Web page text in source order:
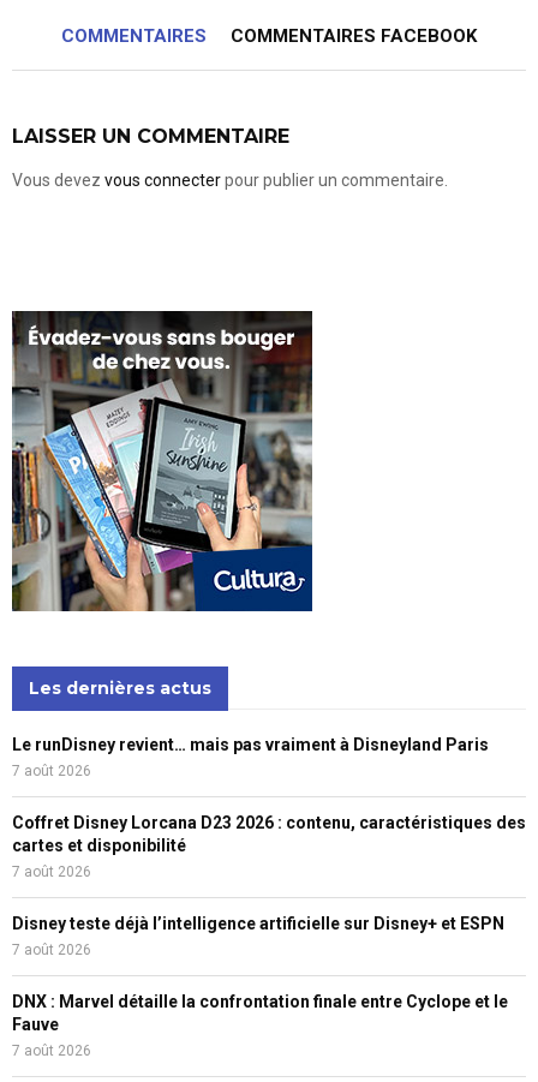
COMMENTAIRES COMMENTAIRES FACEBOOK
LAISSER UN COMMENTAIRE
Vous devez vous connecterpour publier un commentaire.
Les dernières actus
Le runDisney revient… mais pas vraiment à Disneyland Paris
7 août 2026
Coffret Disney Lorcana D23 2026 : contenu, caractéristiques des
cartes et disponibilité
7 août 2026
Disney teste déjà l’intelligence artificielle sur Disney+ et ESPN
7 août 2026
DNX : Marvel détaille la confrontation finale entre Cyclope et le
Fauve
7 août 2026